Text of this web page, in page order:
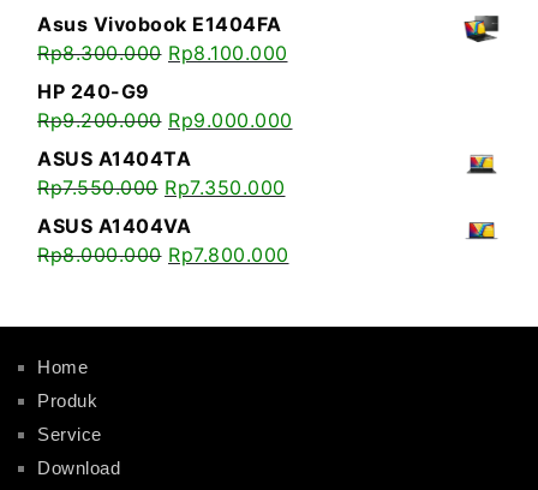
Asus Vivobook E1404FA
Rp8.300.000 Rp8.100.000
HP 240-G9
Rp9.200.000 Rp9.000.000
ASUS A1404TA
Rp7.550.000 Rp7.350.000
ASUS A1404VA
Rp8.000.000 Rp7.800.000
Home
Produk
Service
Download